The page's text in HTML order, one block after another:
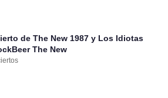
de The New 1987 y Los Idiotas
The New